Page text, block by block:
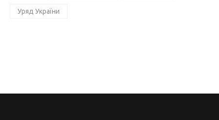
Уряд України